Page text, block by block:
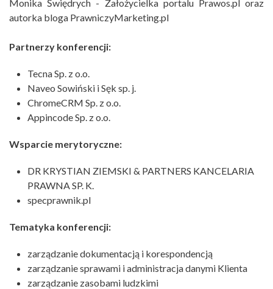
Monika Świędrych - Założycielka portalu Prawos.pl oraz
autorka bloga PrawniczyMarketing.pl
Partnerzy konferencji:
Tecna Sp. z o.o.
Naveo Sowiński i Sęk sp. j.
ChromeCRM Sp. z o.o.
Appincode Sp. z o.o.
Wsparcie merytoryczne:
DR KRYSTIAN ZIEMSKI & PARTNERS KANCELARIA
PRAWNA SP. K.
specprawnik.pl
Tematyka konferencji:
zarządzanie dokumentacją i korespondencją
zarządzanie sprawami i administracja danymi Klienta
zarządzanie zasobami ludzkimi